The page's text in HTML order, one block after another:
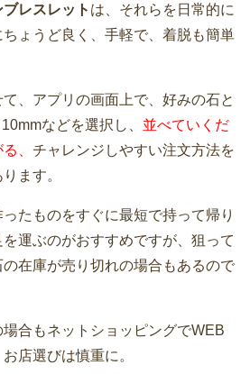
レスレット は、それらを日常的に
ょうど良く、手軽で、着脱も簡単
、アプリの画面上で、好みの石と
などを選択し、 並べていくだ
、 チャレンジしやすい注文方法を
ます。
たものをすぐに最短で持って帰り
運ぶのがおすすめですが、狙って
在庫が売り切れの場合もあるので
合もネットショッピングでWEB
店選びは慎重に。